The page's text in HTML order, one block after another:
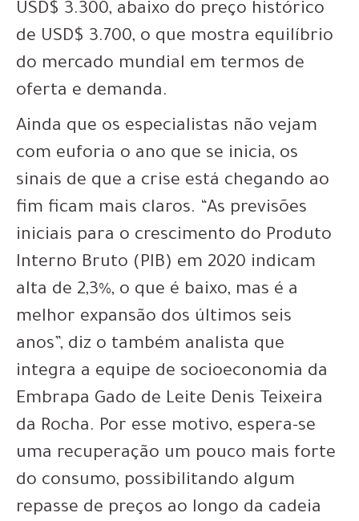
USD$ 3.300, abaixo do preço histórico
de USD$ 3.700, o que mostra equilíbrio
do mercado mundial em termos de
oferta e demanda.
Ainda que os especialistas não vejam
com euforia o ano que se inicia, os
sinais de que a crise está chegando ao
fim ficam mais claros. “As previsões
iniciais para o crescimento do Produto
Interno Bruto (PIB) em 2020 indicam
alta de 2,3%, o que é baixo, mas é a
melhor expansão dos últimos seis
anos”, diz o também analista que
integra a equipe de socioeconomia da
Embrapa Gado de Leite Denis Teixeira
da Rocha. Por esse motivo, espera-se
uma recuperação um pouco mais forte
do consumo, possibilitando algum
repasse de preços ao longo da cadeia